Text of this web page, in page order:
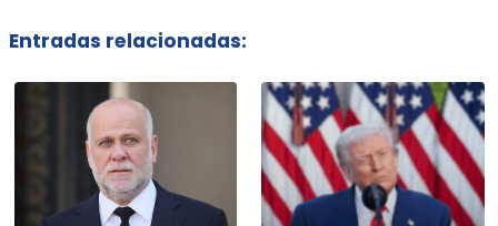
Entradas relacionadas: